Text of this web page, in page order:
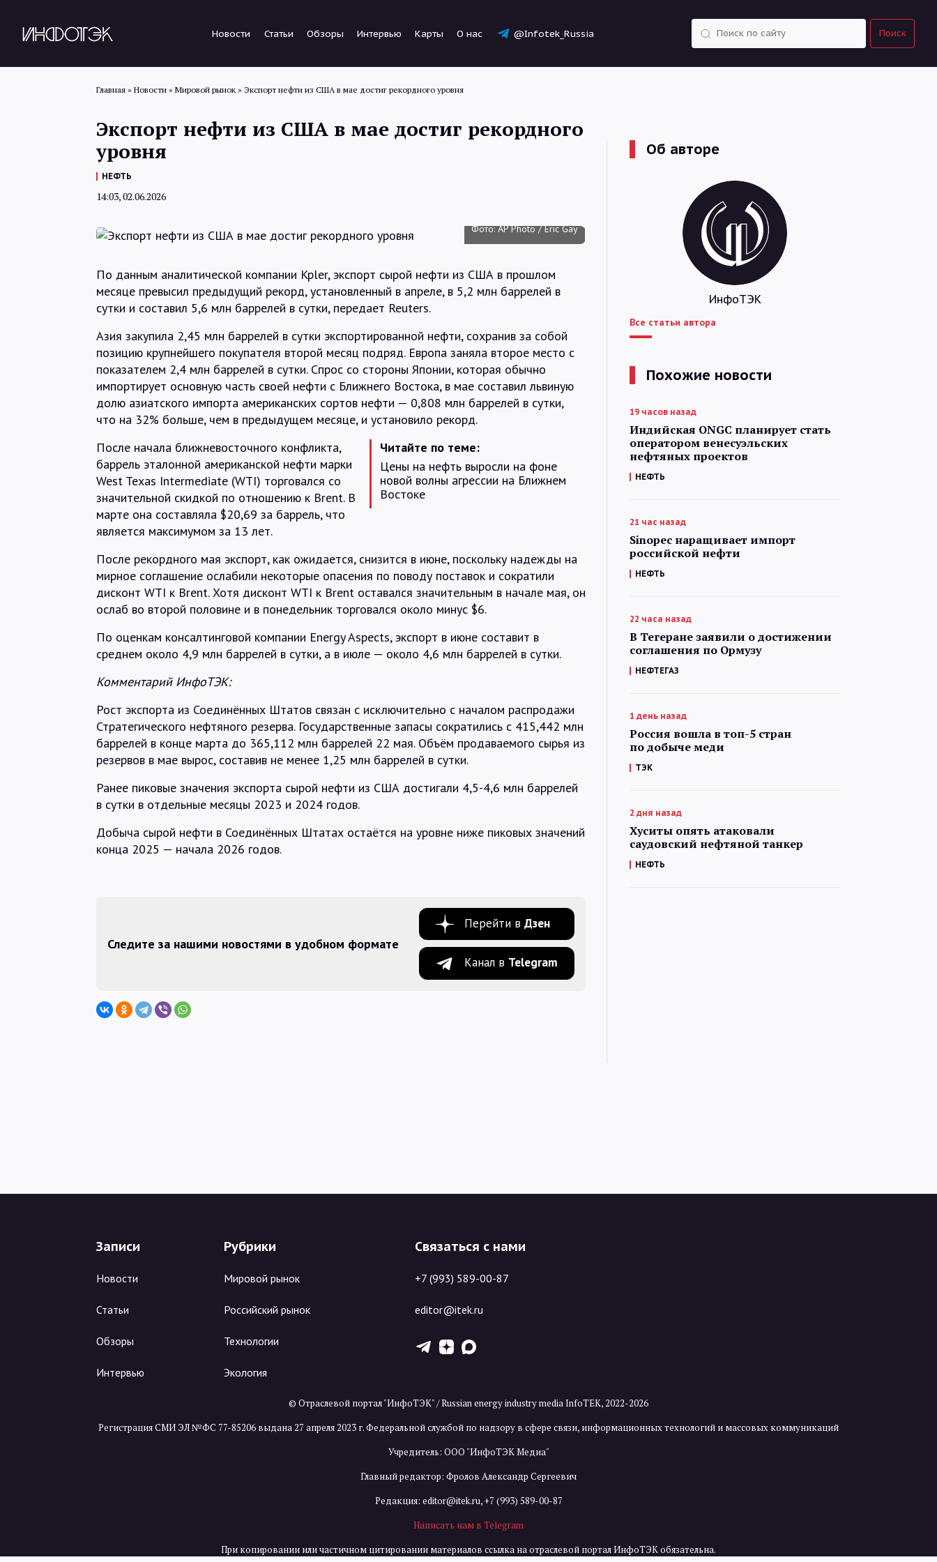
Новости Статьи Обзоры Интервью Карты О нас @Infotek_Russia Поиск
Статьи
Обзоры
Карты
О нас
@Infotek_Russia
Главная » Новости » Мировой рынок » Экспорт нефти из США в мае достиг рекордного уровня
Экспорт нефти из США в мае достиг рекордного
уровня
НЕФТЬ
14:03, 02.06.2026
Фото: AP Photo / Eric Gay
По данным аналитической компании Kpler, экспорт сырой нефти из США в прошлом
месяце превысил предыдущий рекорд, установленный в апреле, в 5,2 млн баррелей в
сутки и составил 5,6 млн баррелей в сутки, передает Reuters.
Азия закупила 2,45 млн баррелей в сутки экспортированной нефти, сохранив за собой
позицию крупнейшего покупателя второй месяц подряд. Европа заняла второе место с
показателем 2,4 млн баррелей в сутки. Спрос со стороны Японии, которая обычно
импортирует основную часть своей нефти с Ближнего Востока, в мае составил львиную
долю азиатского импорта американских сортов нефти — 0,808 млн баррелей в сутки,
что на 32% больше, чем в предыдущем месяце, и установило рекорд.
Читайте по теме:
Цены на нефть выросли на фоне
новой волны агрессии на Ближнем
Востоке
После начала ближневосточного конфликта,
баррель эталонной американской нефти марки
West Texas Intermediate (WTI) торговался со
значительной скидкой по отношению к Brent. В
марте она составляла $20,69 за баррель, что
является максимумом за 13 лет.
После рекордного мая экспорт, как ожидается, снизится в июне, поскольку надежды на
мирное соглашение ослабили некоторые опасения по поводу поставок и сократили
дисконт WTI к Brent. Хотя дисконт WTI к Brent оставался значительным в начале мая, он
ослаб во второй половине и в понедельник торговался около минус $6.
По оценкам консалтинговой компании Energy Aspects, экспорт в июне составит в
среднем около 4,9 млн баррелей в сутки, а в июле — около 4,6 млн баррелей в сутки.
Комментарий ИнфоТЭК:
Рост экспорта из Соединённых Штатов связан с исключительно с началом распродажи
Стратегического нефтяного резерва. Государственные запасы сократились с 415,442 млн
баррелей в конце марта до 365,112 млн баррелей 22 мая. Объём продаваемого сырья из
резервов в мае вырос, составив не менее 1,25 млн баррелей в сутки.
Ранее пиковые значения экспорта сырой нефти из США достигали 4,5-4,6 млн баррелей
в сутки в отдельные месяцы 2023 и 2024 годов.
Добыча сырой нефти в Соединённых Штатах остаётся на уровне ниже пиковых значений
конца 2025 — начала 2026 годов.
Следите за нашими новостями в удобном формате
Перейти в Дзен
Канал в Telegram
Об авторе
ИнфоТЭК
Все статьи автора
Похожие новости
19 часов назад
Индийская ONGC планирует стать
оператором венесуэльских
нефтяных проектов
НЕФТЬ
21 час назад
Sinopec наращивает импорт
российской нефти
НЕФТЬ
22 часа назад
В Тегеране заявили о достижении
соглашения по Ормузу
НЕФТЕГАЗ
1 день назад
Россия вошла в топ-5 стран
по добыче меди
ТЭК
2 дня назад
Хуситы опять атаковали
саудовский нефтяной танкер
НЕФТЬ
Записи
Новости
Статьи
Обзоры
Интервью
Рубрики
Мировой рынок
Российский рынок
Технологии
Экология
Связаться с нами
+7 (993) 589-00-87
editor@itek.ru
T Z X
© Отраслевой портал "ИнфоТЭК" / Russian energy industry media InfoTEK, 2022-2026
Регистрация СМИ ЭЛ №ФС 77-85206 выдана 27 апреля 2023 г. Федеральной службой по надзору в сфере связи, информационных технологий и массовых коммуникаций
Учредитель: ООО "ИнфоТЭК Медиа"
Главный редактор: Фролов Александр Сергеевич
Редакция: editor@itek.ru,+7 (993) 589-00-87
Написать нам в Telegram
При копировании или частичном цитировании материалов ссылка на отраслевой портал ИнфоТЭК обязательна.